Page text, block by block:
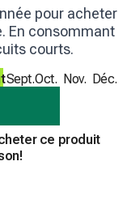
pour acheter
En consommant
courts.
Sept.Oct. Nov. Déc.
ce produit